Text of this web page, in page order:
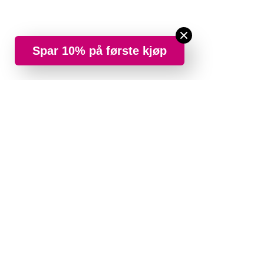
Spar 10% på første kjøp